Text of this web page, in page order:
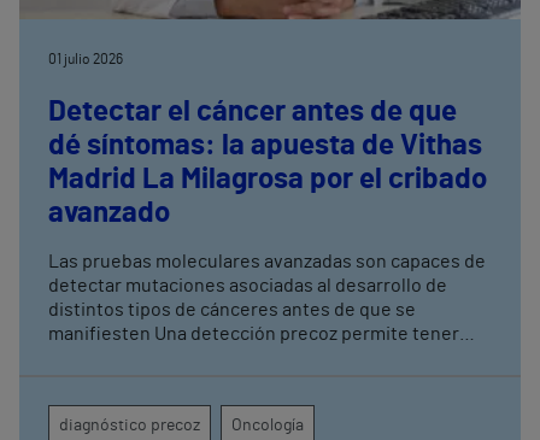
01 julio 2026
Detectar el cáncer antes de que
dé síntomas: la apuesta de Vithas
Madrid La Milagrosa por el cribado
avanzado
Las pruebas moleculares avanzadas son capaces de
detectar mutaciones asociadas al desarrollo de
distintos tipos de cánceres antes de que se
manifiesten Una detección precoz permite tener
agresivos
diagnóstico precoz Oncología